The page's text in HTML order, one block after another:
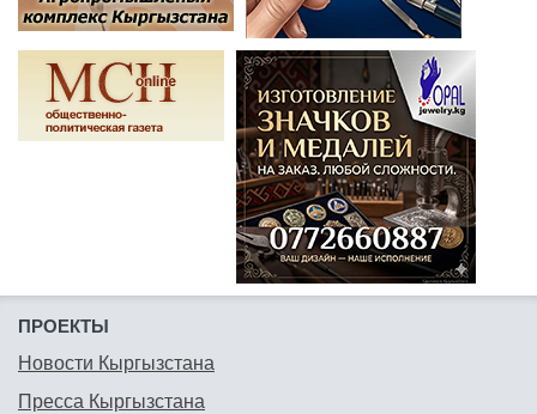
ПРОЕКТЫ
Новости Кыргызстана
Пресса Кыргызстана